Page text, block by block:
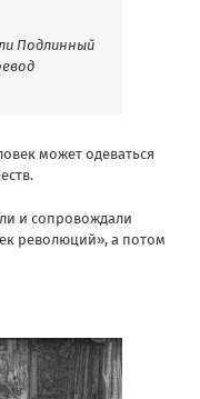
Подлинный
может одеваться
и сопровождали
революций», а потом